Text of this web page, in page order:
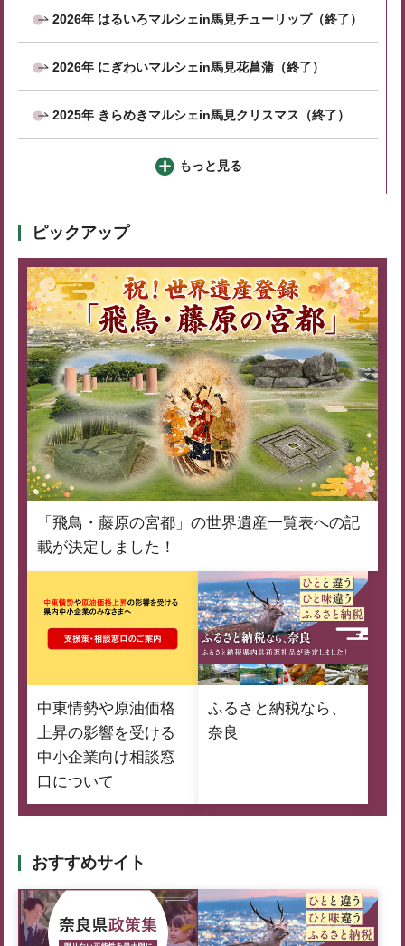
2026年 はるいろマルシェin馬見チューリップ（終了）
2026年 にぎわいマルシェin馬見花菖蒲（終了）
2025年 きらめきマルシェin馬見クリスマス（終了）
もっと見る
ピックアップ
「飛鳥・藤原の宮都」の世界遺産一覧表への記
載が決定しました！
中東情勢や原油価格
上昇の影響を受ける
中小企業向け相談窓
口について
ふるさと納税なら、
奈良
おすすめサイト